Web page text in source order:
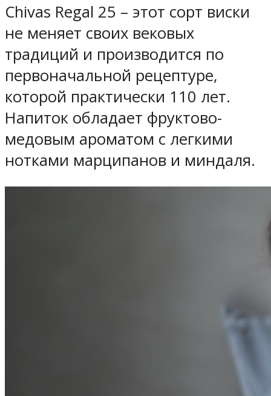
Chivas Regal 25 – этот сорт виски
не меняет своих вековых
традиций и производится по
первоначальной рецептуре,
которой практически 110 лет.
Напиток обладает фруктово-
медовым ароматом с легкими
нотками марципанов и миндаля.